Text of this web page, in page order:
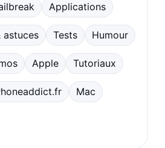
Applications
astuces Tests Humour
Apple Tutoriaux
Mac